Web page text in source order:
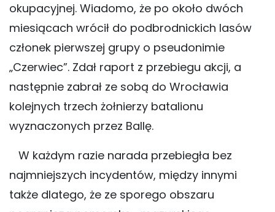
okupacyjnej. Wiadomo, że po około dwóch
miesiącach wrócił do podbrodnickich lasów
członek pierwszej grupy o pseudonimie
„Czerwiec”. Zdał raport z przebiegu akcji, a
następnie zabrał ze sobą do Wrocławia
kolejnych trzech żołnierzy batalionu
wyznaczonych przez Ballę.
W każdym razie narada przebiegła bez
najmniejszych incydentów, między innymi
także dlatego, że ze sporego obszaru